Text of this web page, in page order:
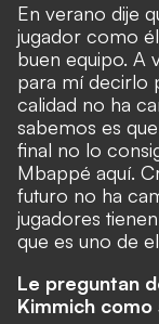
En verano dije
jugador como
buen equipo. A
para mí decirlo
calidad no ha
sabemos es
final no lo
Mbappé aquí.
futuro no ha
jugadores
que es uno de
Le preguntan
Kimmich